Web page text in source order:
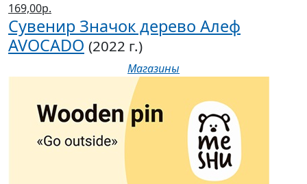
169,00р.
Сувенир Значок дерево Алеф
AVOCADO (2022 г.)
Магазины